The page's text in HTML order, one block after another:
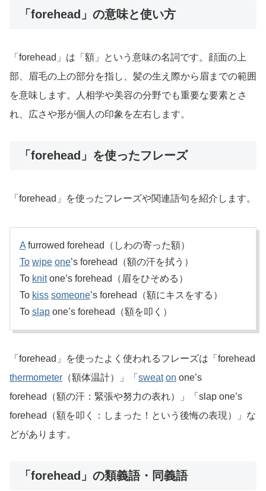
「forehead」の意味と使い方
「forehead」は「額」という意味の名詞です。顔面の上
部、眉毛の上の部分を指し、髪の生え際から眉までの範囲
を意味します。人相学や美容の分野でも重要な要素とさ
れ、広さや形が個人の印象を左右します。
「forehead」を使ったフレーズ
「forehead」を使ったフレーズや関連語句を紹介します。
A furrowed forehead（しわの寄った額）
To wipe one’s forehead（額の汗を拭う）
To knitone’s forehead（眉をひそめる）
To kiss someone’s forehead（額にキスをする）
To slap one’s forehead（額を叩く）
「forehead」を使ったよく使われるフレーズは「forehead
thermometer （額体温計）」「 sweat on one’s
forehead（額の汗：緊張や努力の表れ）」「slap one’s
forehead（額を叩く：しまった！という後悔の表現）」な
どがあります。
「forehead」の類義語・同義語